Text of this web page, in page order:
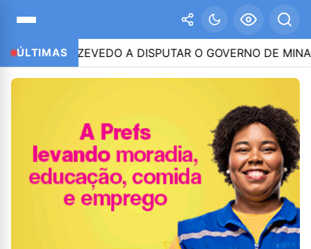
ÚLTIMAS
AZEVEDO A DISPUTAR O GOVERNO DE MINAS